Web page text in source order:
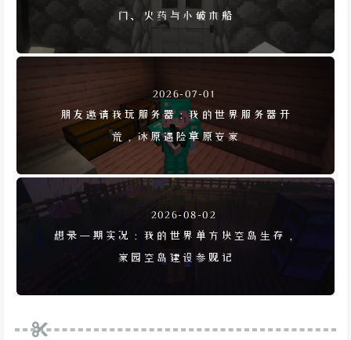
门、火药与小破木船
2026-07-01
朋友邀请我玩服务器：我的世界服务器开
荒，冰原遇险草原安家
2026-08-02
想录一期实况：我的世界单方块空岛生存，
家园空岛建设参观记